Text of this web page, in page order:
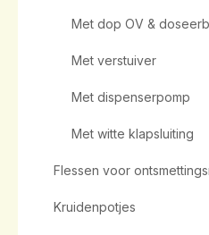
Met dop OV &
Met verstuiver
Met dispenserpomp
Met witte klapsluiting
Flessen voor
Kruidenpotjes